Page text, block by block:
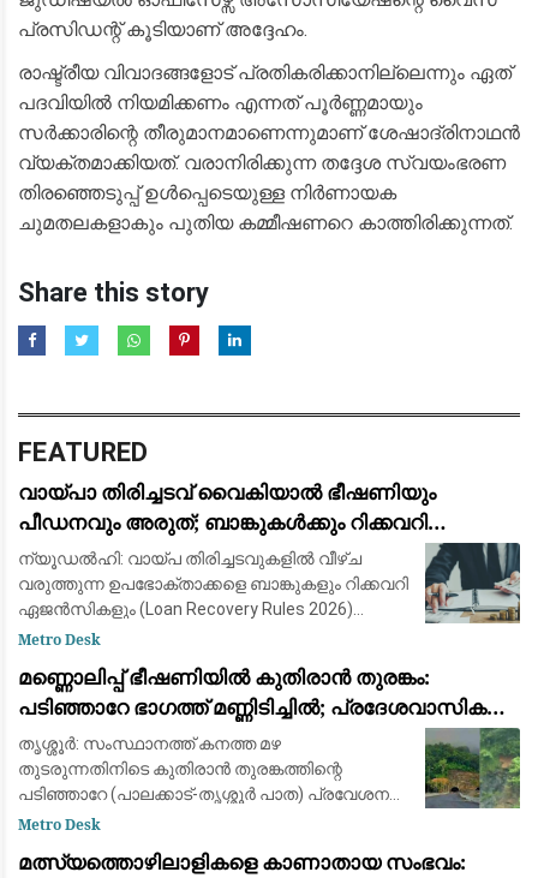
പ്രസിഡന്റ് കൂടിയാണ് അദ്ദേഹം.
​രാഷ്ട്രീയ വിവാദങ്ങളോട് പ്രതികരിക്കാനില്ലെന്നും ഏത്
പദവിയിൽ നിയമിക്കണം എന്നത് പൂർണ്ണമായും
സർക്കാരിന്റെ തീരുമാനമാണെന്നുമാണ് ശേഷാദ്രിനാഥൻ
വ്യക്തമാക്കിയത്. വരാനിരിക്കുന്ന തദ്ദേശ സ്വയംഭരണ
തിരഞ്ഞെടുപ്പ് ഉൾപ്പെടെയുള്ള നിർണായക
ചുമതലകളാകും പുതിയ കമ്മീഷണറെ കാത്തിരിക്കുന്നത്.
Share this story
FEATURED
വായ്പാ തിരിച്ചടവ് വൈകിയാൽ ഭീഷണിയും
പീഡനവും അരുത്; ബാങ്കുകൾക്കും റിക്കവറി
ഏജൻസികൾക്കും കർശന നിയന്ത്രണങ്ങളുമായി
ആർ.ബി.ഐ
ന്യൂഡൽഹി: വായ്പ തിരിച്ചടവുകളിൽ വീഴ്ച
വരുത്തുന്ന ഉപഭോക്താക്കളെ ബാങ്കുകളും റിക്കവറി
ഏജൻസികളും (Loan Recovery Rules 2026)
മാനസികമായി പീഡിപ്പിക്കുന്നതും
മാർഗ്ഗനിർദ്
Metro Desk
മണ്ണൊലിപ്പ് ഭീഷണിയിൽ കുതിരാൻ തുരങ്കം:
പടിഞ്ഞാറേ ഭാഗത്ത് മണ്ണിടിച്ചിൽ; പ്രദേശവാസികളും
യാത്രക്കാരും ആശങ്കയിൽ
തൃശ്ശൂർ: സംസ്ഥാനത്ത് കനത്ത മഴ
തുടരുന്നതിനിടെ കുതിരാൻ തുരങ്കത്തിന്റെ
പടിഞ്ഞാറേ (പാലക്കാട്-തൃശ്ശൂർ പാത) പ്രവേശന
കവാടത്തിന് സമീപം ശക്തമായ മണ്ണിടിച്ചിൽ.
മുകളിലെ മ
Metro Desk
മത്സ്യത്തൊഴിലാളികളെ കാണാതായ സംഭവം: